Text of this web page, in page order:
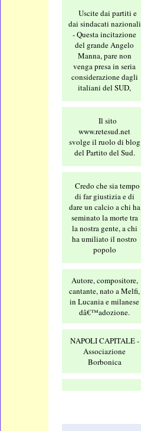
Uscite dai partiti e
dai sindacati nazionali
- Questa incitazione
del grande Angelo
Manna, pare non
venga presa in seria
considerazione dagli
italiani del SUD,
Il sito
www.retesud.net
svolge il ruolo di blog
del Partito del Sud.
Credo che sia tempo
di far giustizia e di
dare un calcio a chi ha
seminato la morte tra
la nostra gente, a chi
ha umiliato il nostro
popolo
Autore, compositore,
cantante, nato a Melfi,
in Lucania e milanese
dâ€™adozione.
NAPOLI CAPITALE -
Associazione
Borbonica